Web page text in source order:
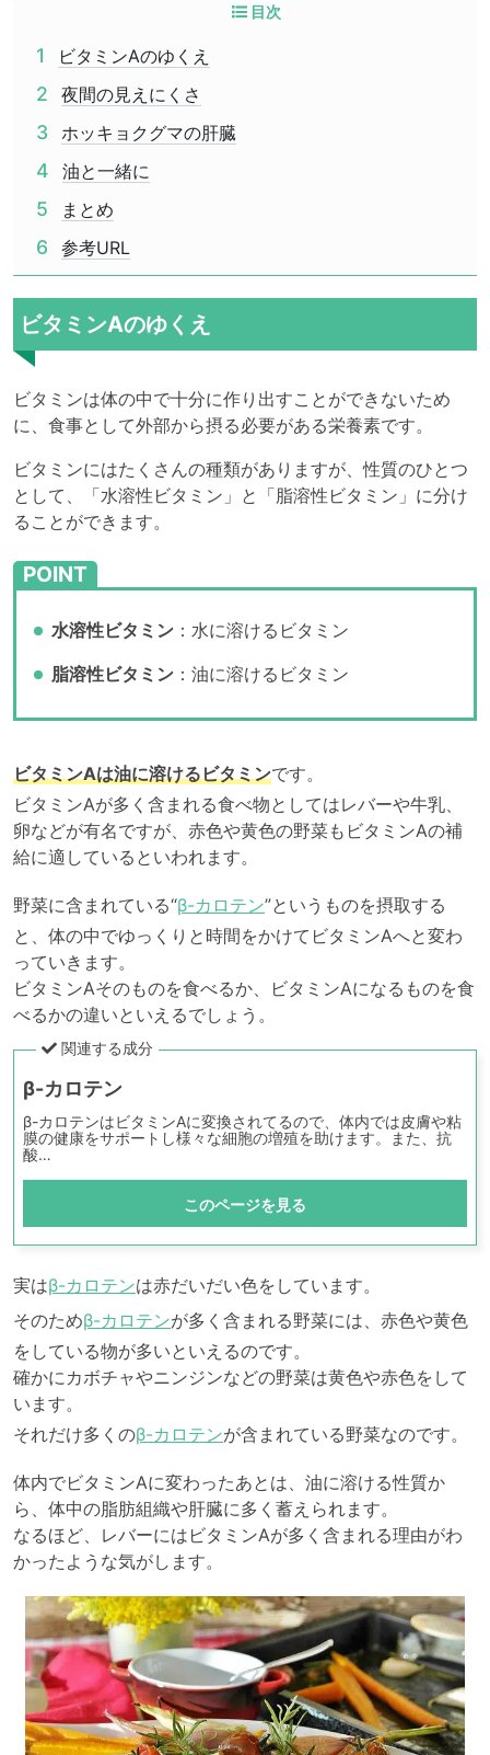
目次
1 ビタミンAのゆくえ
2 夜間の見えにくさ
3 ホッキョクグマの肝臓
4 油と一緒に
5 まとめ
6 参考URL
ビタミンAのゆくえ
ビタミンは体の中で十分に作り出すことができないため
に、食事として外部から摂る必要がある栄養素です。
ビタミンにはたくさんの種類がありますが、性質のひとつ
として、「水溶性ビタミン」と「脂溶性ビタミン」に分け
ることができます。
POINT
水溶性ビタミン ：水に溶けるビタミン
脂溶性ビタミン ：油に溶けるビタミン
ビタミンAは油に溶けるビタミンです。
ビタミンAが多く含まれる食べ物としてはレバーや牛乳、
卵などが有名ですが、赤色や黄色の野菜もビタミンAの補
給に適しているといわれます。
野菜に含まれている“β-カロテン”というものを摂取する
と、体の中でゆっくりと時間をかけてビタミンAへと変わ
っていきます。
ビタミンAそのものを食べるか、ビタミンAになるものを食
べるかの違いといえるでしょう。
関連する成分
β-カロテン
β-カロテンはビタミンAに変換されてるので、体内では皮膚や粘
膜の健康をサポートし様々な細胞の増殖を助けます。また、抗
酸…
このページを見る
実はβ-カロテンは赤だいだい色をしています。
そのためβ-カロテンが多く含まれる野菜には、赤色や黄色
をしている物が多いといえるのです。
確かにカボチャやニンジンなどの野菜は黄色や赤色をして
います。
それだけ多くのβ-カロテンが含まれている野菜なのです。
体内でビタミンAに変わったあとは、油に溶ける性質か
ら、体中の脂肪組織や肝臓に多く蓄えられます。
なるほど、レバーにはビタミンAが多く含まれる理由がわ
かったような気がします。